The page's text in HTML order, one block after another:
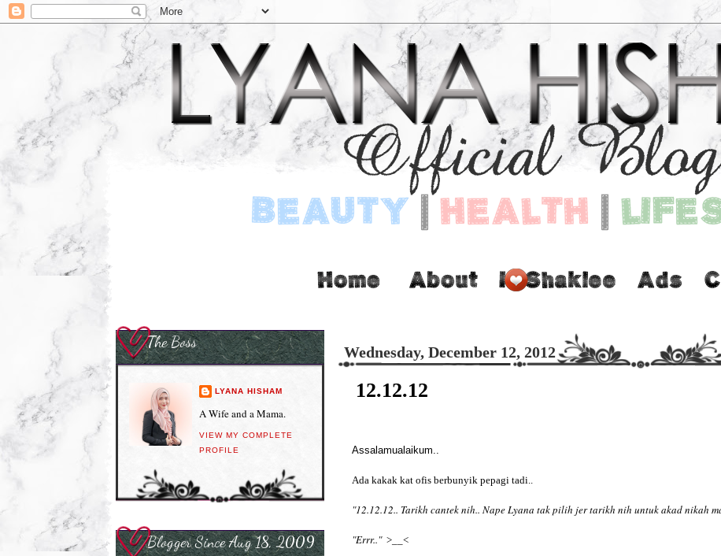
Wednesday, December 12, 2012
12.12.12
Assalamualaikum..
Ada kakak kat ofis berbunyik pepagi tadi..
"12.12.12.. Tarikh cantek nih.. Nape Lyana tak pilih jer tarikh nih untuk akad nikah
"Errr..">__<
The Boss
LYANA HISHAM
A Wife and a Mama.
VIEW MY COMPLETE
PROFILE
Blogger Since Aug 18, 2009